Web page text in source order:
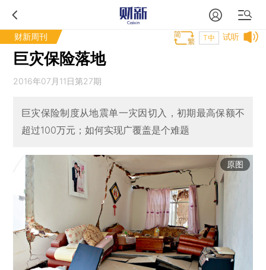
财新周刊 试听
T中
巨灾保险落地
2016年07月11日第27期
巨灾保险制度从地震单一灾因切入，初期最高保额不
超过100万元；如何实现广覆盖是个难题
原图